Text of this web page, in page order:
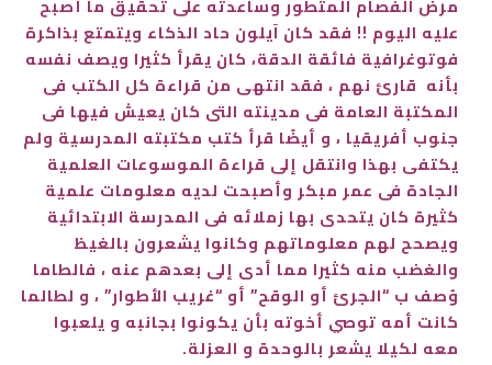
مرض الفصام المتطور وساعدته على تحقيق ما أصبح
عليه اليوم !! فقد كان آيلون حاد الذكاء ويتمتع بذاكرة
فوتوغرافية فائقة الدقة، كان يقرأ كثيرا ويصف نفسه
بأنه قارئ نهم ، فقد انتهى من قراءة كل الكتب فى
المكتبة العامة فى مدينته التى كان يعيش فيها فى
جنوب أفريقيا ، و أيضًا قرأ كتب مكتبته المدرسية ولم
يكتفى بهذا وانتقل إلى قراءة الموسوعات العلمية
الجادة فى عمر مبكر وأصبحت لديه معلومات علمية
كثيرة كان يتحدى بها زملائه فى المدرسة الابتدائية
ويصحح لهم معلوماتهم وكانوا يشعرون بالغيظ
والغضب منه كثيرا مما أدى إلى بعدهم عنه ، فالطاما
وُصف ب “الجرئ أو الوقح” أو “غريب الأطوار” ، و لطالما
كانت أمه توصي أخوته بأن يكونوا بجانبه و يلعبوا
معه لكيلا يشعر بالوحدة و العزلة.